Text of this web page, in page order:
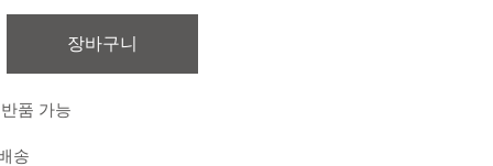
장바구니
품 가능
송